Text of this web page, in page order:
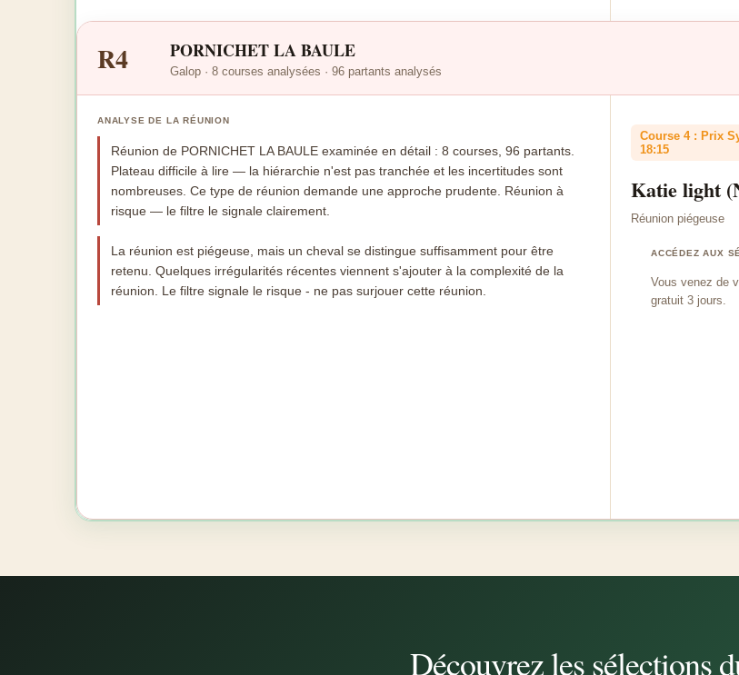
R4 PORNICHET LA BAULE
Galop · 8 courses analysées · 96 partants analysés
ANALYSE DE LA RÉUNION
Réunion de PORNICHET LA BAULE examinée en détail : 8 courses, 96 partants.
Plateau difficile à lire — la hiérarchie n'est pas tranchée et les incertitudes sont
nombreuses. Ce type de réunion demande une approche prudente. Réunion à
risque — le filtre le signale clairement.
La réunion est piégeuse, mais un cheval se distingue suffisamment pour être
retenu. Quelques irrégularités récentes viennent s'ajouter à la complexité de la
réunion. Le filtre signale le risque - ne pas surjouer cette réunion.
Course 4 : Prix
18:15
Katie light
Réunion piégeuse
ACCÉDEZ AUX
Vous venez de
gratuit 3 jours.
Découvrez les sélections